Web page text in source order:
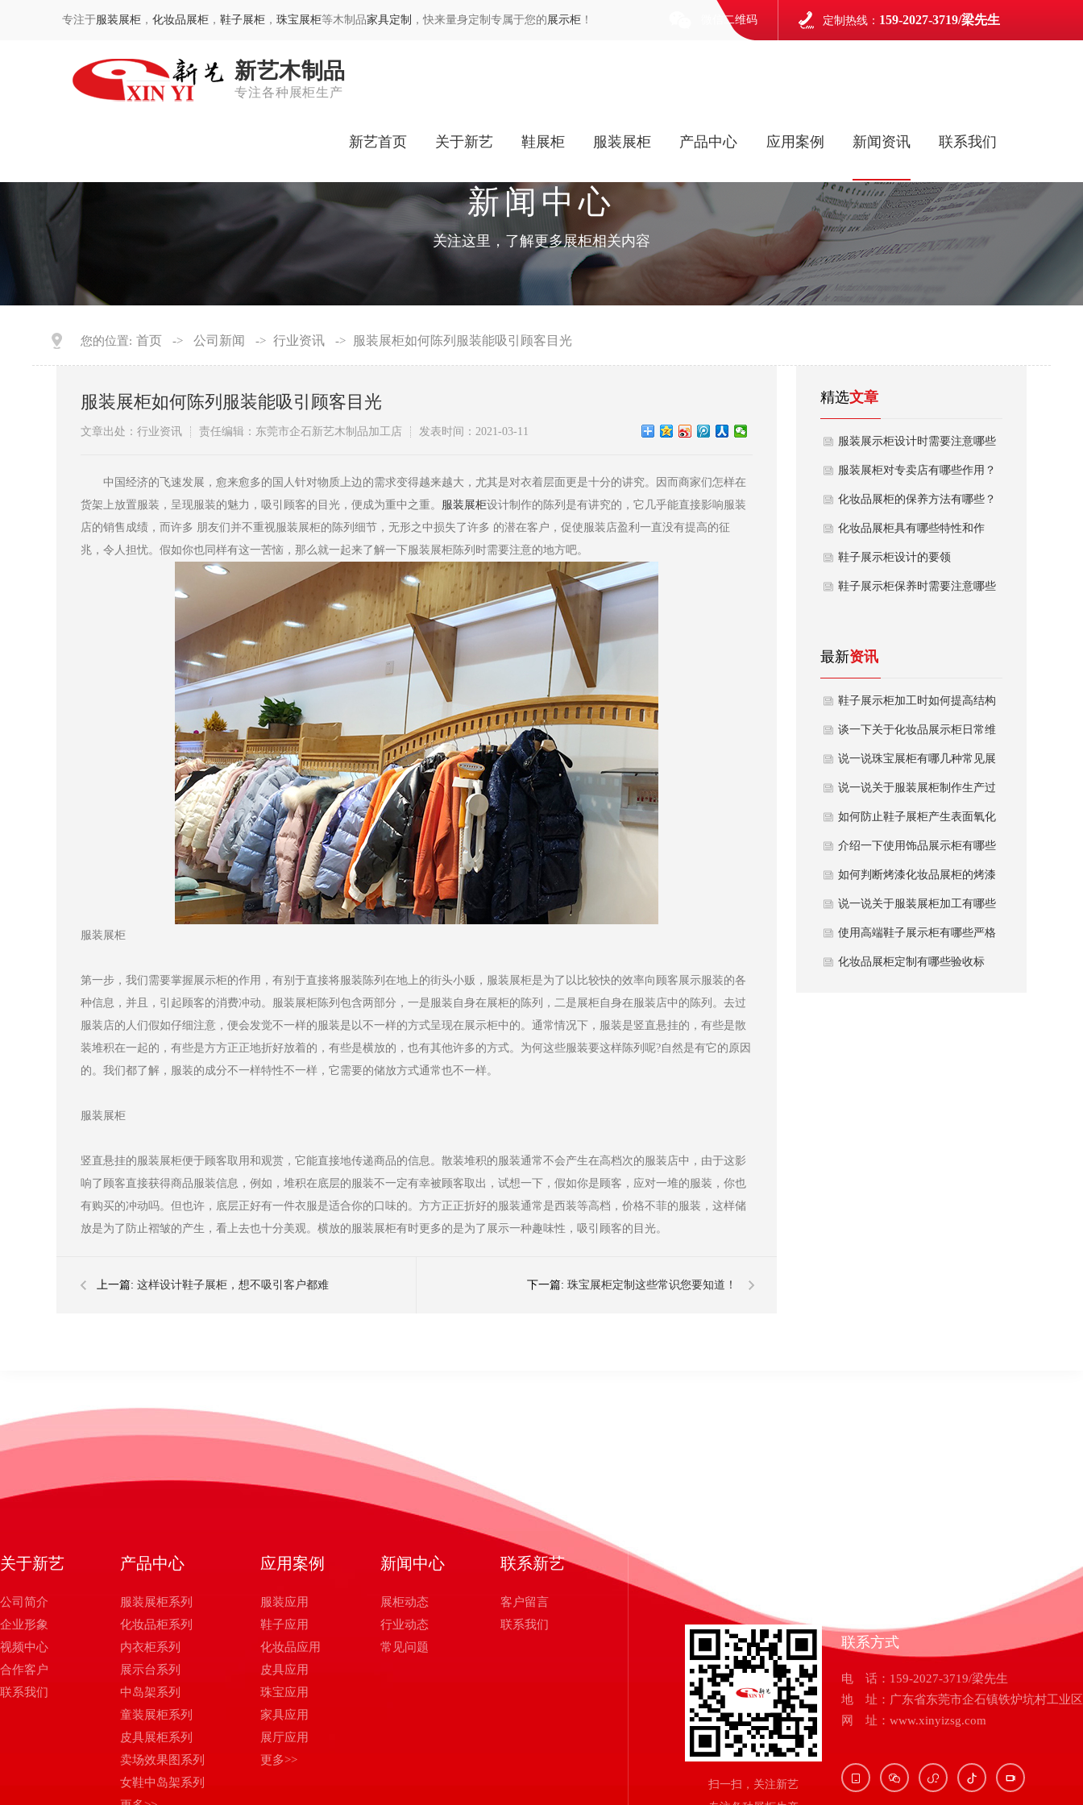
专注于服装展柜 ，化妆品展柜 ，鞋子展柜 ，珠宝展柜等木制品家具定制 ，快来量身定制专属于您的展示柜 ！ 微信二维码 定制热线： 159-2027-3719/梁先生
新艺木制品
专注各种展柜生产
新艺首页 关于新艺 鞋展柜 服装展柜 产品中心 应用案例 新闻资讯 联系我们
新闻中心
关注这里，了解更多展柜相关内容
您的位置: 首页 -> 公司新闻 -> 行业资讯 -> 服装展柜如何陈列服装能吸引顾客目光
服装展柜如何陈列服装能吸引顾客目光
文章出处：行业资讯 责任编辑：东莞市企石新艺木制品加工店 发表时间：2021-03-11
​中国经济的飞速发展，愈来愈多的国人针对物质上边的需求变得越来越大，尤其是对衣着层面更是十分的讲究。因而商家们怎样在
货架上放置服装，呈现服装的魅力，吸引顾客的目光，便成为重中之重。 服装展柜设计制作的陈列是有讲究的，它几乎能直接影响服装
店的销售成绩，而许多 朋友们并不重视服装展柜的陈列细节，无形之中损失了许多 的潜在客户，促使服装店盈利一直没有提高的征
兆，令人担忧。假如你也同样有这一苦恼，那么就一起来了解一下服装展柜陈列时需要注意的地方吧。
服装展柜
第一步，我们需要掌握展示柜的作用，有别于直接将服装陈列在地上的街头小贩，服装展柜是为了以比较快的效率向顾客展示服装的各
种信息，并且，引起顾客的消费冲动。服装展柜陈列包含两部分，一是服装自身在展柜的陈列，二是展柜自身在服装店中的陈列。去过
服装店的人们假如仔细注意，便会发觉不一样的服装是以不一样的方式呈现在展示柜中的。通常情况下，服装是竖直悬挂的，有些是散
装堆积在一起的，有些是方方正正地折好放着的，有些是横放的，也有其他许多的方式。为何这些服装要这样陈列呢?自然是有它的原因
的。我们都了解，服装的成分不一样特性不一样，它需要的储放方式通常也不一样。
服装展柜
竖直悬挂的服装展柜便于顾客取用和观赏，它能直接地传递商品的信息。散装堆积的服装通常不会产生在高档次的服装店中，由于这影
响了顾客直接获得商品服装信息，例如，堆积在底层的服装不一定有幸被顾客取出，试想一下，假如你是顾客，应对一堆的服装，你也
有购买的冲动吗。但也许，底层正好有一件衣服是适合你的口味的。方方正正折好的服装通常是西装等高档，价格不菲的服装，这样储
放是为了防止褶皱的产生，看上去也十分美观。横放的服装展柜有时更多的是为了展示一种趣味性，吸引顾客的目光。
上一篇:这样设计鞋子展柜，想不吸引客户都难 下一篇: 珠宝展柜定制这些常识您要知道！
精选文章
服装展示柜设计时需要注意哪些
问题
服装展柜对专卖店有哪些作用？
化妆品展柜的保养方法有哪些？
化妆品展柜具有哪些特性和作
用？
鞋子展示柜设计的要领
鞋子展示柜保养时需要注意哪些
最新资讯
鞋子展示柜加工时如何提高结构
加固防变形方法？
谈一下关于化妆品展示柜日常维
护注意事项？
说一说珠宝展柜有哪几种常见展
柜类型？
说一说关于服装展柜制作生产过
程中避坑哪些要点？
如何防止鞋子展柜产生表面氧化
发黄现象？
介绍一下使用饰品展示柜有哪些
常用材质？
如何判断烤漆化妆品展柜的烤漆
质量好坏？
说一说关于服装展柜加工有哪些
性能优势？
使用高端鞋子展示柜有哪些严格
质量要求？
化妆品展柜定制有哪些验收标
关于新艺
公司简介
企业形象
视频中心
合作客户
联系我们
产品中心
服装展柜系列
化妆品柜系列
内衣柜系列
展示台系列
中岛架系列
童装展柜系列
皮具展柜系列
卖场效果图系列
女鞋中岛架系列
应用案例
服装应用
鞋子应用
化妆品应用
皮具应用
珠宝应用
家具应用
展厅应用
更多>>
新闻中心
展柜动态
行业动态
常见问题
联系新艺
客户留言
联系我们
扫一扫，关注新艺
联系方式
电 话：159-2027-3719/梁先生
地 址：广东省东莞市企石镇铁炉坑村工业区
网 址：www.xinyizsg.com
    